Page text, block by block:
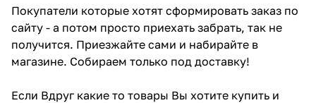
Покупатели которые хотят сформировать заказ по
сайту - а потом просто приехать забрать, так не
получится. Приезжайте сами и набирайте в
магазине. Собираем только под доставку!
Если Вдруг какие то товары Вы хотите купить и